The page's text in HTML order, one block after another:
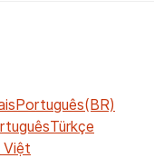
Português(BR)
Türkçe
Việt